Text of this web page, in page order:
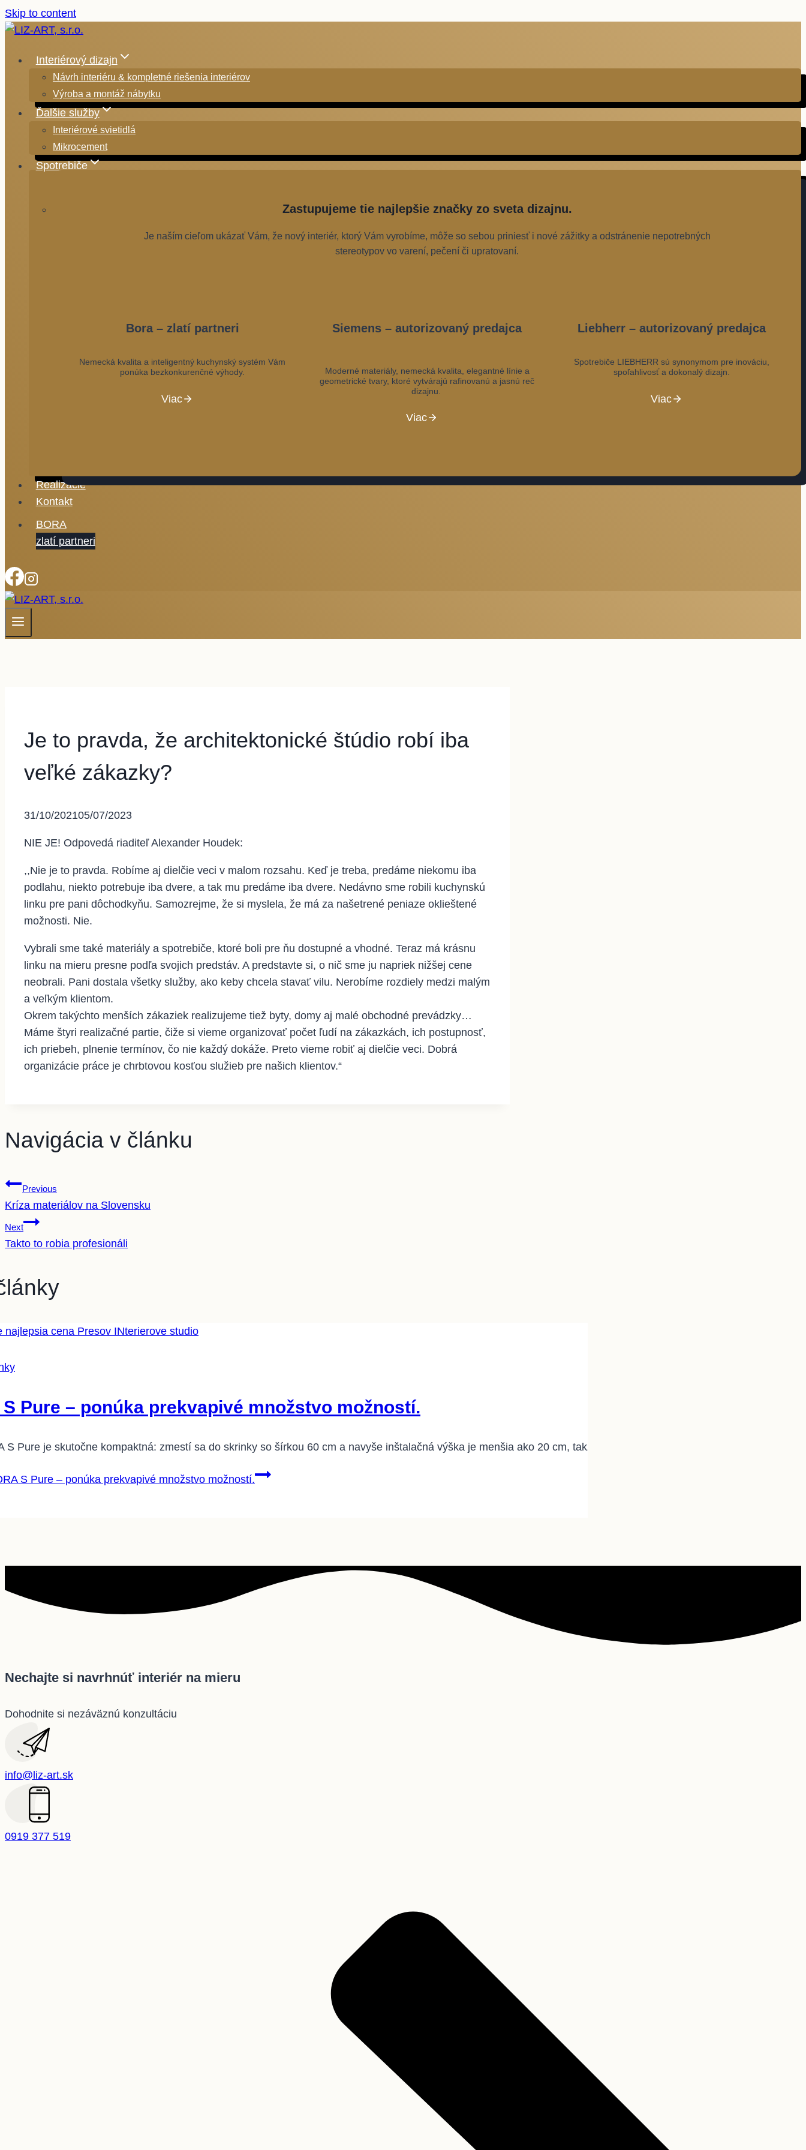
Skip to content
Interiérový dizajn
Návrh interiéru & kompletné riešenia interiérov
Výroba a montáž nábytku
Ďalšie služby
Interiérové svietidlá
Mikrocement
Spotrebiče
Zastupujeme tie najlepšie značky zo sveta dizajnu.
Je naším cieľom ukázať Vám, že nový interiér, ktorý Vám vyrobíme, môže so sebou priniesť i nové zážitky a odstránenie nepotrebných
stereotypov vo varení, pečení či upratovaní.
Bora – zlatí partneri
Nemecká kvalita a inteligentný kuchynský systém Vám
ponúka bezkonkurenčné výhody.
Viac
Siemens – autorizovaný predajca
Moderné materiály, nemecká kvalita, elegantné línie a
geometrické tvary, ktoré vytvárajú rafinovanú a jasnú reč
dizajnu.
Viac
Liebherr – autorizovaný predajca
Spotrebiče LIEBHERR sú synonymom pre inováciu,
spoľahlivosť a dokonalý dizajn.
Viac
Realizácie
Kontakt
BORA
zlatí partneri
Je to pravda, že architektonické štúdio robí iba
veľké zákazky?
31/10/202105/07/2023
NIE JE! Odpovedá riaditeľ Alexander Houdek:
,,Nie je to pravda. Robíme aj dielčie veci v malom rozsahu. Keď je treba, predáme niekomu iba
podlahu, niekto potrebuje iba dvere, a tak mu predáme iba dvere. Nedávno sme robili kuchynskú
linku pre pani dôchodkyňu. Samozrejme, že si myslela, že má za našetrené peniaze oklieštené
možnosti. Nie.
Vybrali sme také materiály a spotrebiče, ktoré boli pre ňu dostupné a vhodné. Teraz má krásnu
linku na mieru presne podľa svojich predstáv. A predstavte si, o nič sme ju napriek nižšej cene
neobrali. Pani dostala všetky služby, ako keby chcela stavať vilu. Nerobíme rozdiely medzi malým
a veľkým klientom.
Okrem takýchto menších zákaziek realizujeme tiež byty, domy aj malé obchodné prevádzky…
Máme štyri realizačné partie, čiže si vieme organizovať počet ľudí na zákazkách, ich postupnosť,
ich priebeh, plnenie termínov, čo nie každý dokáže. Preto vieme robiť aj dielčie veci. Dobrá
organizácie práce je chrbtovou kosťou služieb pre našich klientov.“
Navigácia v článku
Previous
Kríza materiálov na Slovensku
Next
Takto to robia profesionáli
S Pure – ponúka prekvapivé množstvo možností.
S Pure je skutočne kompaktná: zmestí sa do skrinky so šírkou 60 cm a navyše inštalačná výška je menšia ako 20 cm, takže v spodnej skrinke je dostatok miesta.
S Pure – ponúka prekvapivé množstvo možností.
Nechajte si navrhnúť interiér na mieru
Dohodnite si nezáväznú konzultáciu
info@liz-art.sk
0919 377 519